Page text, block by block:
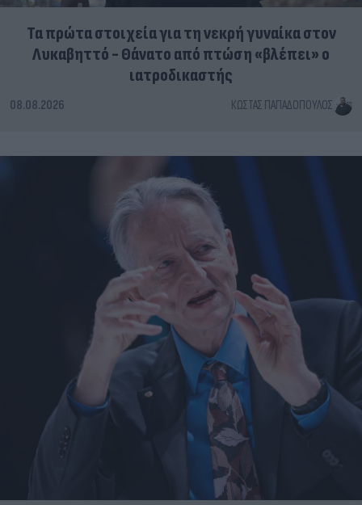
Τα πρώτα στοιχεία για τη νεκρή γυναίκα στον
Λυκαβηττό - Θάνατο από πτώση «βλέπει» ο
ιατροδικαστής
08.08.2026 ΚΏΣΤΑΣ ΠΑΠΑΔΌΠΟΥΛΟΣ